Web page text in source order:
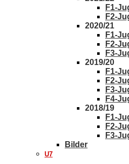
F1-
F2-
2020/21
F1-
F2-
F3-
2019/20
F1-
F2-
F3-
F4-
2018/19
F1-
F2-
F3-
Bilder
U7